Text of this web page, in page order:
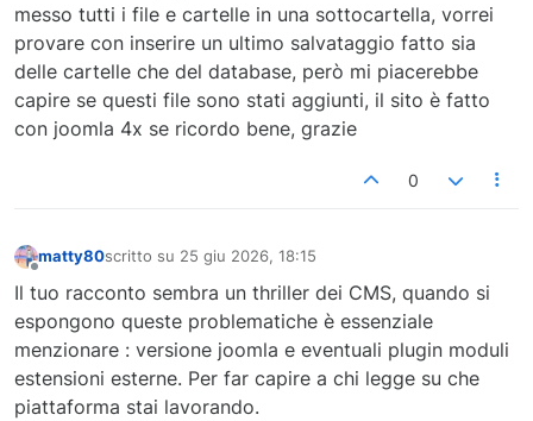
messo tutti i file e cartelle in una sottocartella, vorrei
provare con inserire un ultimo salvataggio fatto sia
delle cartelle che del database, però mi piacerebbe
capire se questi file sono stati aggiunti, il sito è fatto
con joomla 4x se ricordo bene, grazie
0
matty80scritto su 25 giu 2026, 18:15
ultima modifica di
Il tuo racconto sembra un thriller dei CMS, quando si
espongono queste problematiche è essenziale
menzionare : versione joomla e eventuali plugin moduli
estensioni esterne. Per far capire a chi legge su che
piattaforma stai lavorando.